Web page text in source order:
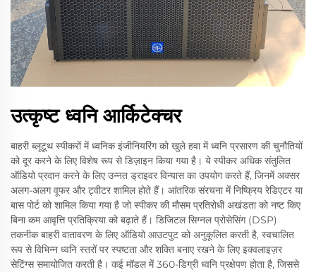
उत्कृष्ट ध्वनि आर्किटेक्चर
बाहरी ब्लूटूथ स्पीकरों में ध्वनिक इंजीनियरिंग को खुले हवा में ध्वनि प्रसारण की चुनौतियों
को दूर करने के लिए विशेष रूप से डिज़ाइन किया गया है। ये स्पीकर अधिक संतुलित
ऑडियो प्रदान करने के लिए उन्नत ड्राइवर विन्यास का उपयोग करते हैं, जिनमें अक्सर
अलग-अलग वूफर और ट्वीटर शामिल होते हैं। आंतरिक संरचना में निष्क्रिय रेडिएटर या
बास पोर्ट को शामिल किया गया है जो स्पीकर की मौसम प्रतिरोधी अखंडता को नष्ट किए
बिना कम आवृत्ति प्रतिक्रिया को बढ़ाते हैं। डिजिटल सिग्नल प्रोसेसिंग (DSP)
तकनीक बाहरी वातावरण के लिए ऑडियो आउटपुट को अनुकूलित करती है, स्वचालित
रूप से विभिन्न ध्वनि स्तरों पर स्पष्टता और शक्ति बनाए रखने के लिए इक्वलाइज़र
सेटिंग्स समायोजित करती है। कई मॉडल में 360-डिग्री ध्वनि प्रक्षेपण होता है, जिससे